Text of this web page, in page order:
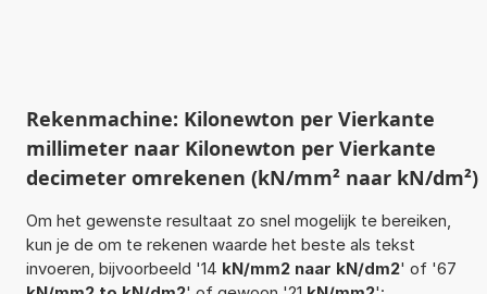
Rekenmachine: Kilonewton per Vierkante
millimeter naar Kilonewton per Vierkante
decimeter omrekenen (kN/mm² naar kN/dm²)
Om het gewenste resultaat zo snel mogelijk te bereiken,
kun je de om te rekenen waarde het beste als tekst
invoeren, bijvoorbeeld '14 kN/mm2 naar kN/dm2' of '67